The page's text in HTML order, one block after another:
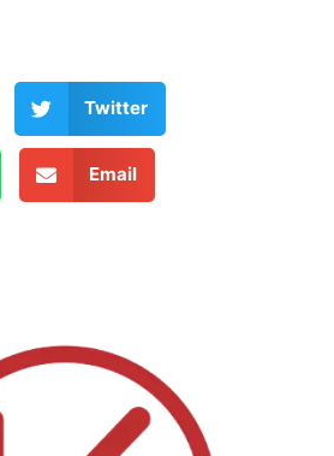
Twitter
Email